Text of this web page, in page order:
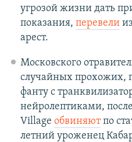
угрозой жизни дать
показания, перевели
арест.
Московского
случайных прохожих,
фанту с
нейролептиками,
Village обвиняютпо
летний уроженец